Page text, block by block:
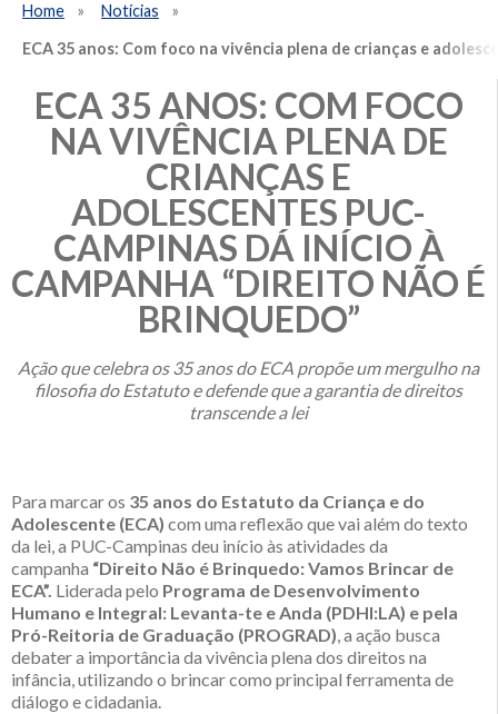
Home
Notícias
ECA 35 anos: Com foco na vivência plena de crianças e
ECA 35 ANOS: COM FOCO
NA VIVÊNCIA PLENA DE
CRIANÇAS E
ADOLESCENTES PUC-
CAMPINAS DÁ INÍCIO À
CAMPANHA “DIREITO NÃO É
BRINQUEDO”
Ação que celebra os 35 anos do ECA propõe um mergulho na
filosofia do Estatuto e defende que a garantia de direitos
transcende a lei
Para marcar os 35 anos do Estatuto da Criança e do
Adolescente (ECA) com uma reflexão que vai além do texto
da lei, a PUC-Campinas deu início às atividades da
campanha “Direito Não é Brinquedo: Vamos Brincar de
ECA”. Liderada pelo Programa de Desenvolvimento
Humano e Integral: Levanta-te e Anda (PDHI:LA) e pela
Pró-Reitoria de Graduação (PROGRAD), a ação busca
debater a importância da vivência plena dos direitos na
infância, utilizando o brincar como principal ferramenta de
diálogo e cidadania.